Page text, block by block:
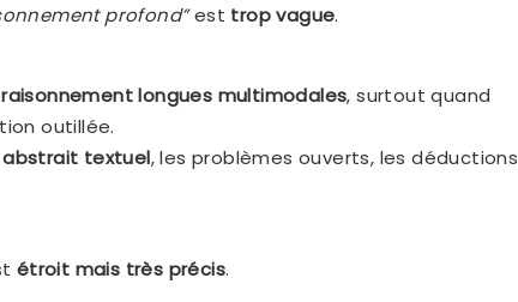
profond”est trop vague.
longues multimodales, surtout quand
outillée.
textuel, les problèmes ouverts, les déductions
étroit mais très précis.